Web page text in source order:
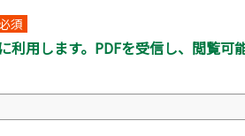
須
利用します。PDFを受信し、閲覧可